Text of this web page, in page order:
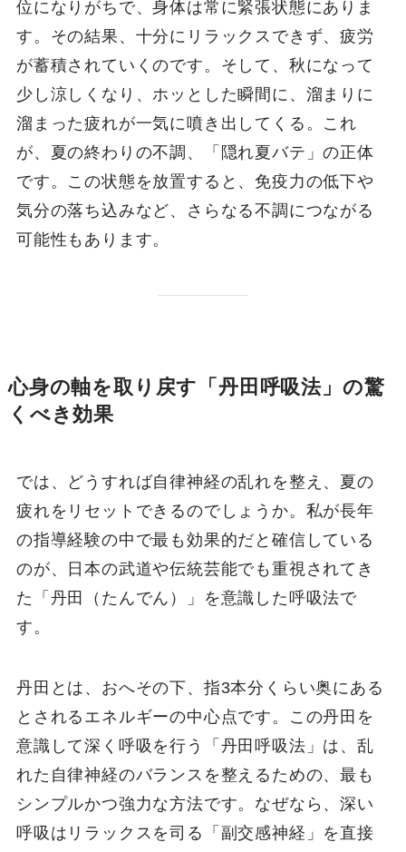
位になりがちで、身体は常に緊張状態にありま
す。その結果、十分にリラックスできず、疲労
が蓄積されていくのです。そして、秋になって
少し涼しくなり、ホッとした瞬間に、溜まりに
溜まった疲れが一気に噴き出してくる。これ
が、夏の終わりの不調、「隠れ夏バテ」の正体
です。この状態を放置すると、免疫力の低下や
気分の落ち込みなど、さらなる不調につながる
可能性もあります。
心身の軸を取り戻す「丹田呼吸法」の驚
くべき効果
では、どうすれば自律神経の乱れを整え、夏の
疲れをリセットできるのでしょうか。私が長年
の指導経験の中で最も効果的だと確信している
のが、日本の武道や伝統芸能でも重視されてき
た「丹田（たんでん）」を意識した呼吸法で
す。
丹田とは、おへその下、指3本分くらい奥にある
とされるエネルギーの中心点です。この丹田を
意識して深く呼吸を行う「丹田呼吸法」は、乱
れた自律神経のバランスを整えるための、最も
シンプルかつ強力な方法です。なぜなら、深い
呼吸はリラックスを司る「副交感神経」を直接